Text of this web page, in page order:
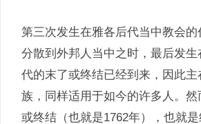
第三次发生在雅各后代当中教会
分散到外邦人当中之时，最后发
代的末了或终结已经到来，因此
族，同样适用于如今的许多人。
或终结（也就是1762年），也就